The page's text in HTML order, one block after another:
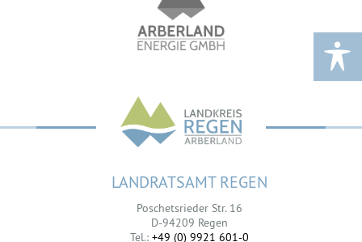
LANDRATSAMT REGEN
Poschetsrieder Str. 16
D-94209 Regen
Tel.: +49 (0) 9921 601-0